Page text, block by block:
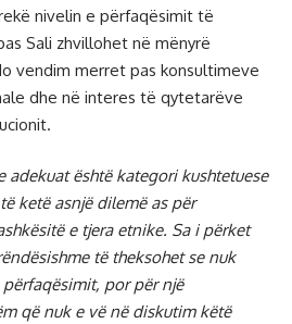
nivelin e përfaqësimit të
Sali zhvillohet në mënyrë
vendim merret pas konsultimeve
dhe në interes të qytetarëve
adekuat është kategori kushtetuese
ketë asnjë dilemë as për
e tjera etnike. Sa i përket
të theksohet se nuk
por për një
që nuk e vë në diskutim këtë